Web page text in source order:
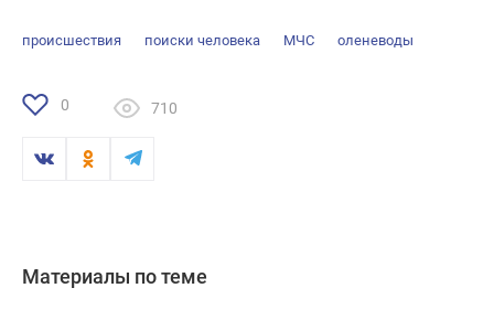
происшествия поиски человека МЧС оленеводы
0 710
Материалы по теме